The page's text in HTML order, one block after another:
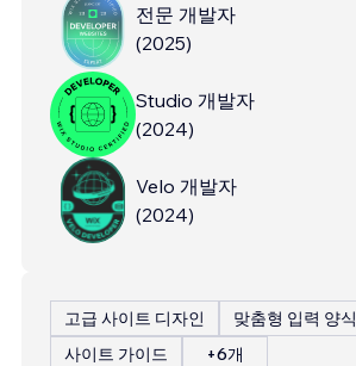
전문 개발자
(2025)
Studio 개발자
(2024)
Velo 개발자
(2024)
고급 사이트 디자인
맞춤형 입력 양식
사이트 가이드
+6개